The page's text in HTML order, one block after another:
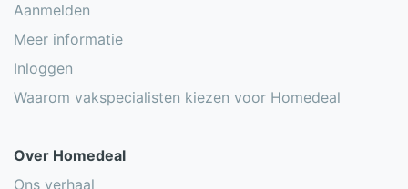
Aanmelden
Meer informatie
Inloggen
Waarom vakspecialisten kiezen voor Homedeal
Over Homedeal
Ons verhaal